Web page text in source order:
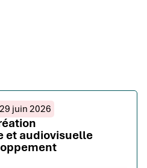
29 juin 2026
et audiovisuelle